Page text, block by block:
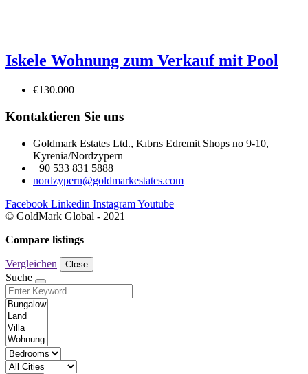
Iskele Wohnung zum Verkauf mit Pool
€130.000
Kontaktieren Sie uns
Goldmark Estates Ltd., Kıbrıs Edremit Shops no 9-10,
Kyrenia/Nordzypern
+90 533 831 5888
nordzypern@goldmarkestates.com
Facebook Linkedin InstagramYoutube
© GoldMark Global - 2021
Compare listings
Vergleichen Close
Suche